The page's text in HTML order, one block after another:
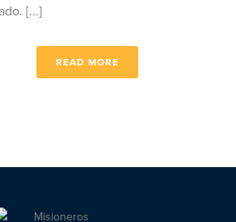
[...]
READ MORE